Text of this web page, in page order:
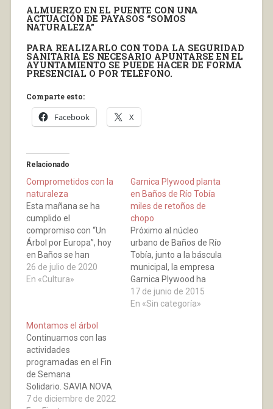
ALMUERZO EN EL PUENTE CON UNA
ACTUACIÓN DE PAYASOS “SOMOS
NATURALEZA”
PARA REALIZARLO CON TODA LA SEGURIDAD
SANITARIA ES NECESARIO APUNTARSE EN EL
AYUNTAMIENTO SE PUEDE HACER DE FORMA
PRESENCIAL O POR TELÉFONO.
Comparte esto:
Facebook X
Relacionado
Comprometidos con la
naturaleza
Esta mañana se ha
cumplido el
compromiso con “Un
Árbol por Europa”, hoy
en Baños se han
plantado tres árboles.
Han elegido “El Árbol
la amistad con el medio
ambiente. Muchas
gracias a todos los que
habéis participado en
el…
26 de julio de 2020
En «Cultura»
Garnica Plywood planta
en Baños de Río Tobía
miles de retoños de
chopo
Próximo al núcleo
urbano de Baños de Río
Tobía, junto a la báscula
municipal, la empresa
Garnica Plywood ha
acondicionado un gran
terreno de su propiedad
17 de junio de 2015
En «Sin categoría»
Montamos el árbol
Continuamos con las
actividades
programadas en el Fin
de Semana
Solidario. SAVIA NOVA
ha donado un árbol,
7 de diciembre de 2022